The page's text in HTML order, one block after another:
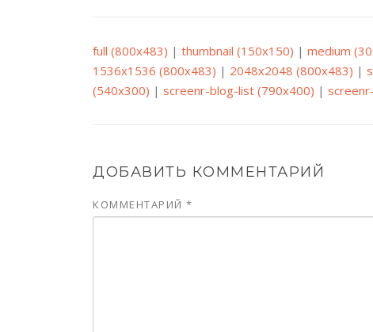
full (800x483) | thumbnail (150x150) | medium
1536x1536 (800x483) | 2048x2048 (800x483) |
(540x300) | screenr-blog-list (790x400) |
ДОБАВИТЬ КОММЕНТАРИЙ
КОММЕНТАРИЙ *